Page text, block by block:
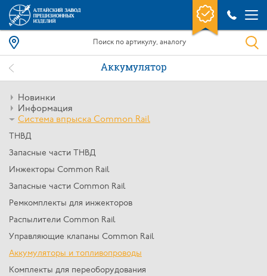
Аккумулятор
Новинки
Информация
Система впрыска Common Rail
ТНВД
Запасные части ТНВД
Инжекторы Common Rail
Запасные части Common Rail
Ремкомплекты для инжекторов
Распылители Common Rail
Управляющие клапаны Common Rail
Аккумуляторы и топливопроводы
Комплекты для переоборудования